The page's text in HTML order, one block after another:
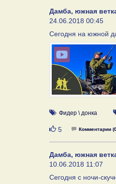
Дамба, южная
24.06.2018 00:45
Сегодня на южной
Фидер \ донка
Нравится
5 Комментарии
Дамба, южная
10.06.2018 11:07
Сегодня с ночи-